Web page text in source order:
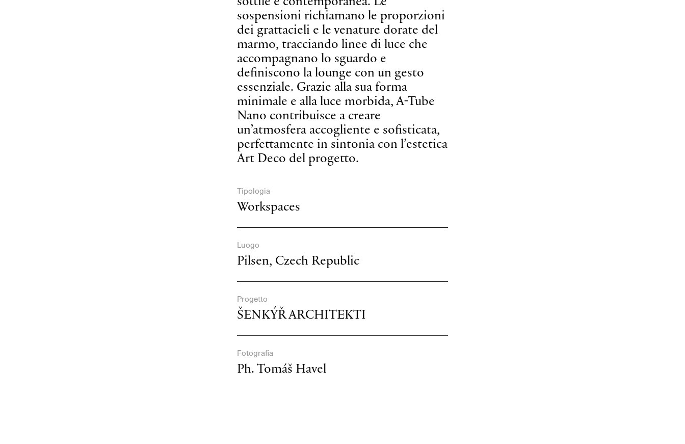
sospensioni richiamano le proporzioni
dei grattacieli e le venature dorate del
marmo, tracciando linee di luce che
accompagnano lo sguardo e
definiscono la lounge con un gesto
essenziale. Grazie alla sua forma
minimale e alla luce morbida, A-Tube
Nano contribuisce a creare
un’atmosfera accogliente e sofisticata,
perfettamente in sintonia con l’estetica
Art Deco del progetto.
Tipologia
Workspaces
Luogo
Pilsen, Czech Republic
Progetto
ŠENKÝŘ ARCHITEKTI
Fotografia
Ph. Tomáš Havel